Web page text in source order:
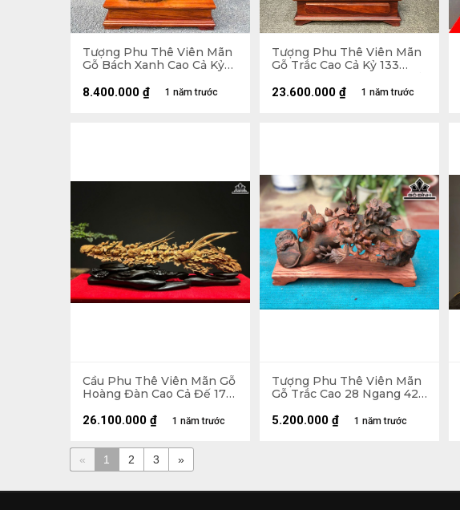
Tượng Phu Thê Viên Mãn
Gỗ Bách Xanh Cao Cả Kỷ
Kỷ Cao 10 (cm)1 năm trước
8.400.000 ₫
Tượng Phu Thê Viên Mãn
Gỗ Trắc Cao Cả Kỷ 133
Cao 20 (cm)
1 năm trước
23.600.000 ₫
Cầu Phu Thê Viên Mãn Gỗ
Hoàng Đàn Cao Cả Đế 17
Riêng Tượng Cao 14 (cm)
1 năm trước
26.100.000 ₫
Tượng Phu Thê Viên Mãn
Gỗ Trắc Cao 28 Ngang 42
1 năm trước
5.200.000 ₫
« 1 2 3 »